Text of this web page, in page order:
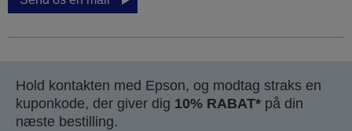
Hold kontakten med Epson, og modtag straks en
kuponkode, der giver dig 10% RABAT* på din
næste bestilling.